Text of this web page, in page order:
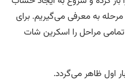
به معرفی می‌گیریم. برای
مراحل را اسکرین شات
اول ظاهر می‌گردد.